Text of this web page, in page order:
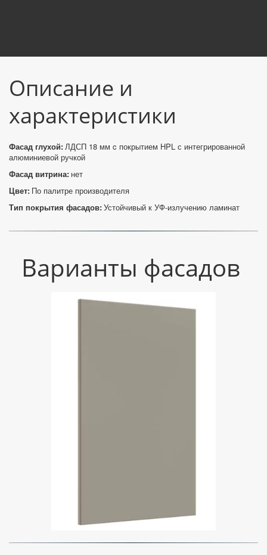
Описание и
характеристики
Фасад глухой: ЛДСП 18 мм c покрытием HPL с интегрированной
алюминиевой ручкой
Фасад витрина: нет
Цвет: По палитре производителя
Тип покрытия фасадов: Устойчивый к УФ-излучению ламинат
Варианты фасадов